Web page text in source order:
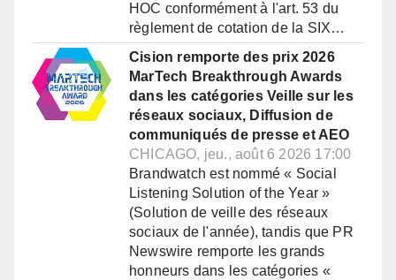
HOC conformément à l'art. 53 du
règlement de cotation de la SIX…
Cision remporte des prix 2026
MarTech Breakthrough Awards
dans les catégories Veille sur les
réseaux sociaux, Diffusion de
communiqués de presse et AEO
CHICAGO, jeu., août 6 2026 17:00
Brandwatch est nommé « Social
Listening Solution of the Year »
(Solution de veille des réseaux
sociaux de l'année), tandis que PR
Newswire remporte les grands
honneurs dans les catégories «